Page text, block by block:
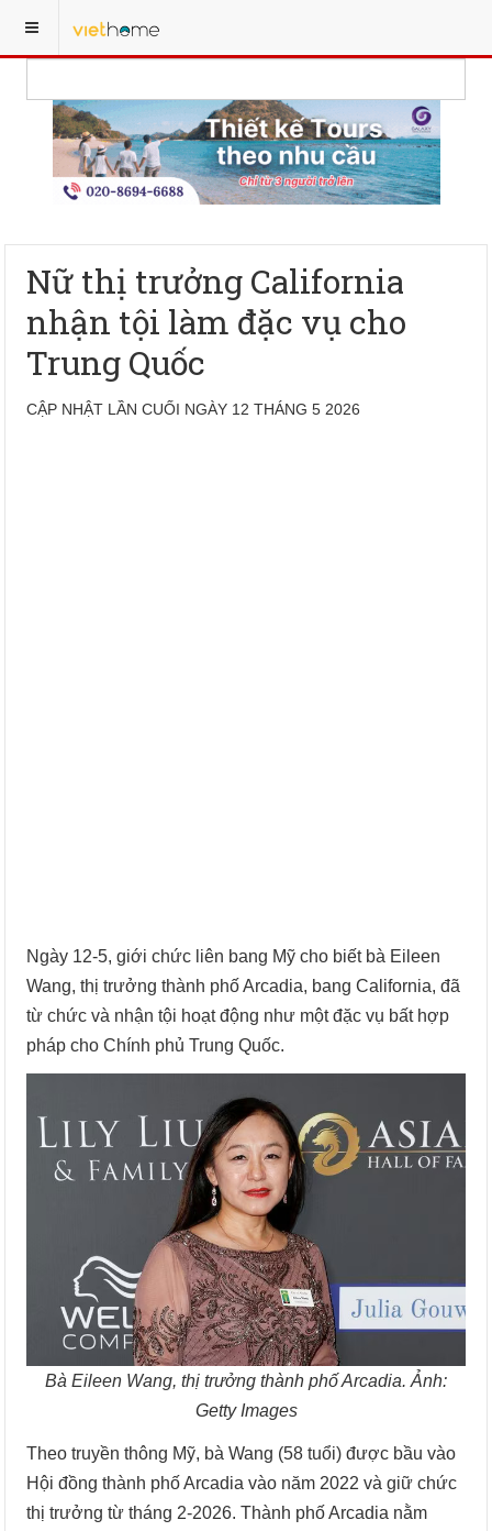
Nữ thị trưởng California
nhận tội làm đặc vụ cho
Trung Quốc
CẬP NHẬT LẦN CUỐI NGÀY 12 THÁNG 5 2026
Ngày 12-5, giới chức liên bang Mỹ cho biết bà Eileen
Wang, thị trưởng thành phố Arcadia, bang California, đã
từ chức và nhận tội hoạt động như một đặc vụ bất hợp
pháp cho Chính phủ Trung Quốc.
Bà Eileen Wang, thị trưởng thành phố Arcadia. Ảnh:
Getty Images
Theo truyền thông Mỹ, bà Wang (58 tuổi) được bầu vào
Hội đồng thành phố Arcadia vào năm 2022 và giữ chức
thị trưởng từ tháng 2-2026. Thành phố Arcadia nằm